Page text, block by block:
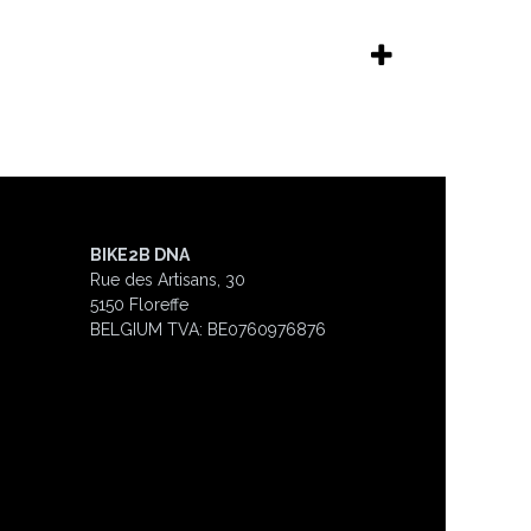
BIKE2B DNA
Rue des Artisans, 30
5150 Floreffe
BELGIUM TVA: BE0760976876